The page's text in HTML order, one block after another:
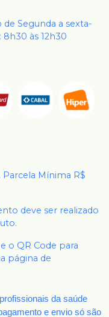
Segunda a sexta-
8h30 às 12h30
Parcela Mínima R$
deve ser realizado
o QR Code para
página de
da saúde
e envio só são